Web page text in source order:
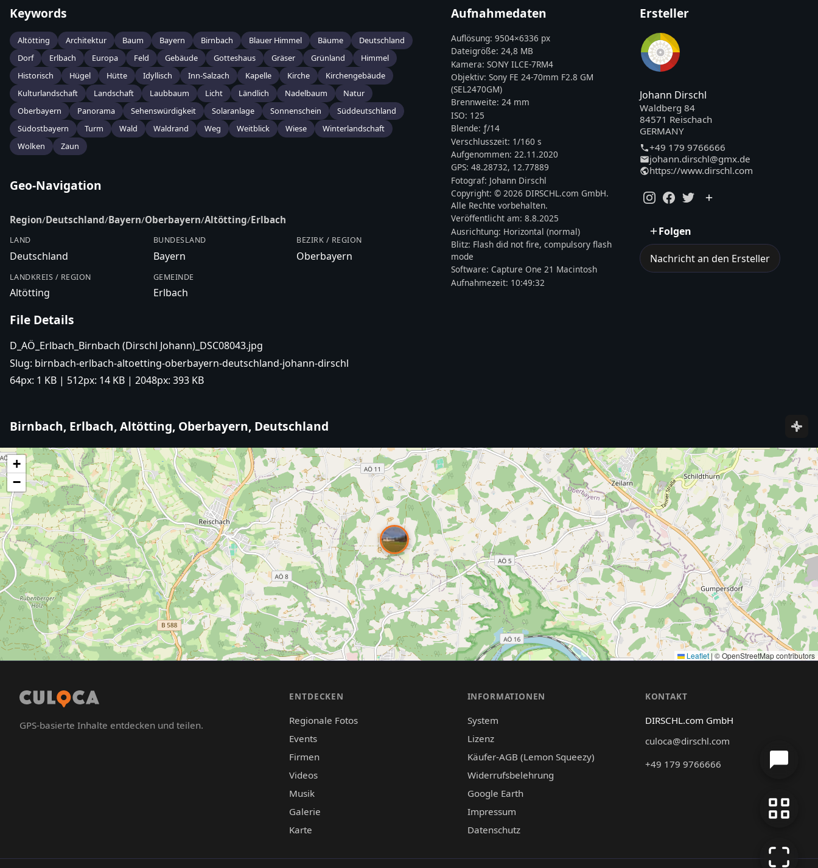
Keywords
Altötting Architektur Baum Bayern Birnbach Blauer Himmel Bäume
Deutschland
Dorf
Erlbach Europa Feld Gebäude Gotteshaus Gräser Grünland
Himmel
Historisch
Hügel Hütte Idyllisch Inn-Salzach Kapelle Kirche
Kirchengebäude
Kulturlandschaft
Landschaft Laubbaum Licht Ländlich Nadelbaum
Natur
Oberbayern
Panorama Sehenswürdigkeit Solaranlage Sonnenschein
Süddeutschland
Südostbayern
Turm Wald Waldrand Weg Weitblick Wiese
Winterlandschaft
Wolken
Zaun
Geo-Navigation
Region/Deutschland/Bayern/Oberbayern/Altötting/Erlbach
LAND
Deutschland
BUNDESLAND
Bayern
BEZIRK / REGION
Oberbayern
LANDKREIS / REGION
Altötting
GEMEINDE
Erlbach
File Details
D_AÖ_Erlbach_Birnbach (Dirschl Johann)_DSC08043.jpg
Slug: birnbach-erlbach-altoetting-oberbayern-deutschland-johann-dirschl
64px: 1 KB | 512px: 14 KB | 2048px: 393 KB
Aufnahmedaten
Auflösung:9504×6336 px
Dateigröße:24,8 MB
Kamera:SONY ILCE-7RM4
Objektiv:Sony FE 24-70mm F2.8 GM
(SEL2470GM)
Brennweite:24 mm
ISO: 125
Blende: ƒ/14
Verschlusszeit: 1/160 s
Aufgenommen:22.11.2020
GPS:48.28732, 12.77889
Fotograf: Johann Dirschl
Copyright:© 2026 DIRSCHL.com GmbH.
Alle Rechte vorbehalten.
Veröffentlicht am:8.8.2025
Ausrichtung: Horizontal (normal)
Blitz: Flash did not fire, compulsory flash
mode
Software:Capture One 21 Macintosh
Aufnahmezeit: 10:49:32
Ersteller
Johann Dirschl
Waldberg 84
84571 Reischach
GERMANY
+49 179 9766666
johann.dirschl@gmx.de
https://www.dirschl.com
Folgen
Nachricht an den Ersteller
Birnbach, Erlbach, Altötting, Oberbayern, Deutschland
+
−
Leaflet | © OpenStreetMap contributors
GPS-basierte Inhalte entdecken und teilen.
ENTDECKEN
Regionale Fotos
Events
Firmen
Videos
Musik
Galerie
Karte
INFORMATIONEN
System
Lizenz
Käufer-AGB (Lemon Squeezy)
Widerrufsbelehrung
Google Earth
Impressum
Datenschutz
KONTAKT
DIRSCHL.com GmbH
culoca@dirschl.com
+49 179 9766666